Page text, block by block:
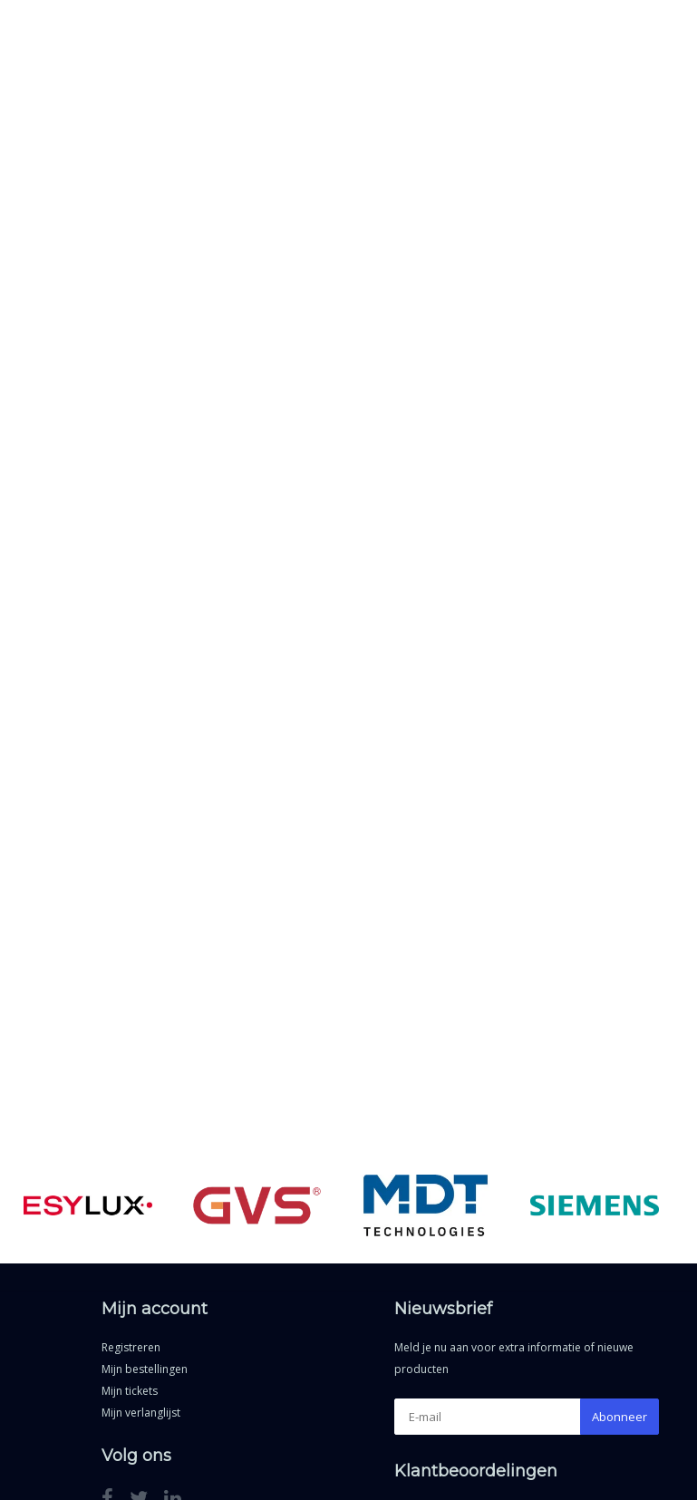
Mijn account
Registreren
Mijn bestellingen
Mijn tickets
Mijn verlanglijst
Volg ons
Nieuwsbrief
Meld je nu aan voor extra informatie of nieuwe
producten
Abonneer
Klantbeoordelingen